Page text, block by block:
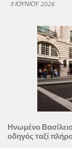
5 ΙΟΥΝΊΟΥ 2026
Ηνωμένο
οδηγός ταξί